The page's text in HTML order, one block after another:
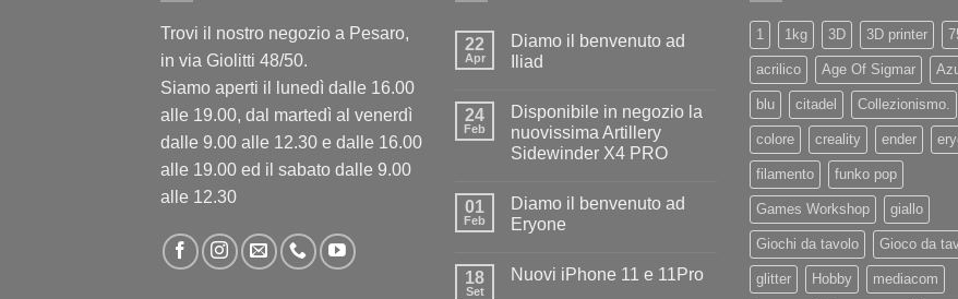
Trovi il nostro negozio a Pesaro,
in via Giolitti 48/50.
Siamo aperti il lunedì dalle 16.00
alle 19.00, dal martedì al venerdì
dalle 9.00 alle 12.30 e dalle 16.00
alle 19.00 ed il sabato dalle 9.00
alle 12.30
22
Apr
Diamo il benvenuto ad
Iliad
su
Diamo
il
benvenuto
24
Feb
Disponibile in negozio la
nuovissima Artillery
Sidewinder X4 PRO
su
Disponibile
in
nuovissima
01
Feb
Diamo il benvenuto ad
Eryone
su
18
Set
Nuovi iPhone 11 e 11Pro
1 1kg 3D 3D printer
acrilico Age Of Sigmar
blu citadel Collezionismo.
colore creality ender
filamento funko pop
Games Workshop giallo
Giochi da tavolo Gioco da
glitter Hobby mediacom